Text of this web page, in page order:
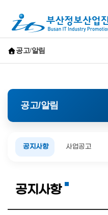
(재)
부
산
정
보
산
업
공고/알림
공고/알림
공지사항 사업공고
공지사항